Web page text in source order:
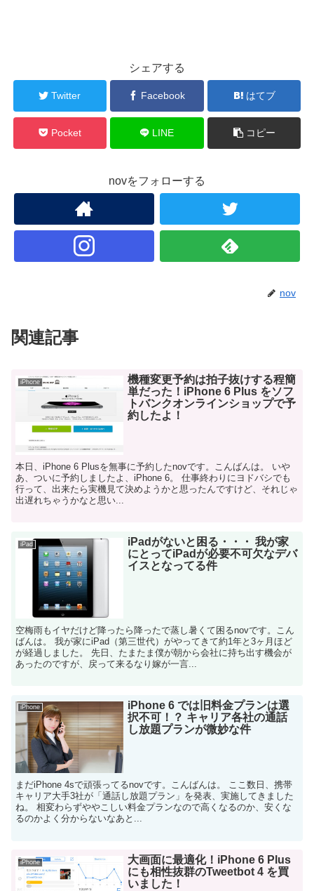
シェアする
Twitter Facebook はてブ
Pocket LINE コピー
novをフォローする
nov
関連記事
iPhone
機種変更予約は拍子抜けする程簡
単だった！iPhone 6 Plus をソフ
トバンクオンラインショップで予
約したよ！
本日、iPhone 6 Plusを無事に予約したnovです。こんばんは。 いや
あ、ついに予約しましたよ、iPhone 6。 仕事終わりにヨドバシでも
行って、出来たら実機見て決めようかと思ったんですけど、それじゃ
出遅れちゃうかなと思い...
iPad
iPadがないと困る・・・ 我が家
にとってiPadが必要不可欠なデバ
イスとなってる件
空梅雨もイヤだけど降ったら降ったで蒸し暑くて困るnovです。こん
ばんは。 我が家にiPad（第三世代）がやってきて約1年と3ヶ月ほど
が経過しました。 先日、たまたま僕が朝から会社に持ち出す機会が
あったのですが、戻って来るなり嫁が一言...
iPhone
iPhone 6 では旧料金プランは選
択不可！？ キャリア各社の通話
し放題プランが微妙な件
まだiPhone 4sで頑張ってるnovです。こんばんは。 ここ数日、携帯
キャリア大手3社が「通話し放題プラン」を発表、実施してきました
ね。 相変わらずややこしい料金プランなので高くなるのか、安くな
るのかよく分からないなあと...
iPhone
大画面に最適化！iPhone 6 Plus
にも相性抜群のTweetbot 4 を買
いました！